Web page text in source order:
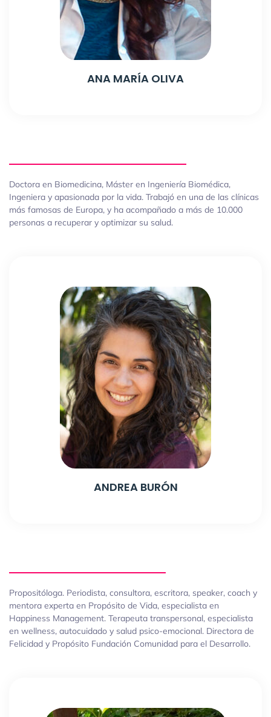
ANA MARÍA OLIVA
Doctora en Biomedicina, Máster en Ingeniería Biomédica,
Ingeniera y apasionada por la vida. Trabajó en una de las clínicas
más famosas de Europa, y ha acompañado a más de 10.000
personas a recuperar y optimizar su salud.
ANDREA BURÓN
Propositóloga. Periodista, consultora, escritora, speaker, coach y
mentora experta en Propósito de Vida, especialista en
Happiness Management. Terapeuta transpersonal, especialista
en wellness, autocuidado y salud psico-emocional. Directora de
Felicidad y Propósito Fundación Comunidad para el Desarrollo.